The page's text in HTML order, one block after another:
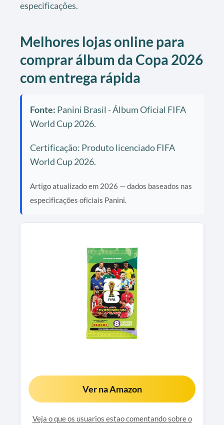
especificações.
Melhores lojas online para
comprar álbum da Copa 2026
com entrega rápida
Fonte: Panini Brasil - Álbum Oficial FIFA
World Cup 2026.
Certificação: Produto licenciado FIFA
World Cup 2026.
Artigo atualizado em 2026 — dados baseados nas
especificações oficiais Panini.
Ver na Amazon
Veja o que os usuarios estao comentando sobre o